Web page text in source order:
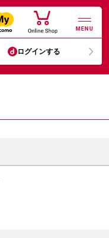
MENU
ログインする